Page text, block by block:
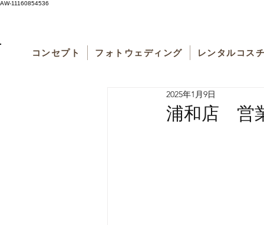
AW-11160854536
コンセプト フォトウェディング レンタルコス
浦和店 営
2025年1月9日